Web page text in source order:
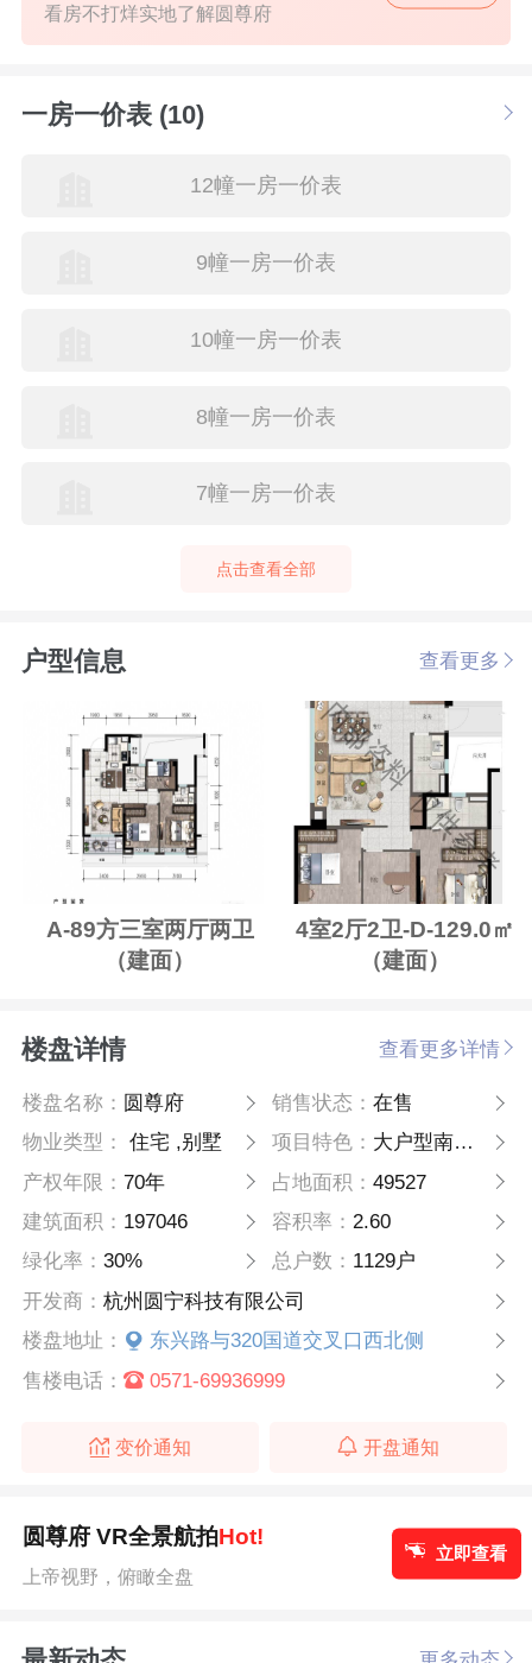
看房不打烊实地了解圆尊府
一房一价表 (10)
12幢一房一价表
9幢一房一价表
10幢一房一价表
8幢一房一价表
7幢一房一价表
点击查看全部
户型信息 查看更多
A-89方三室两厅两卫
（建面）
4室2厅2卫-D-129.0㎡
（建面）
楼盘详情 查看更多详情
楼盘名称： 圆尊府 销售状态： 在售
物业类型：
住宅 ,别墅 项目特色： 大户型南北通透三房朝南
产权年限：70年 占地面积： 49527
建筑面积： 197046 容积率： 2.60
绿化率：30% 总户数： 1129户
开发商：杭州圆宁科技有限公司
楼盘地址：
东兴路与320国道交叉口西北侧
售楼电话：
0571-69936999
变价通知 开盘通知
圆尊府 VR全景航拍Hot!
上帝视野，俯瞰全盘
立即查看